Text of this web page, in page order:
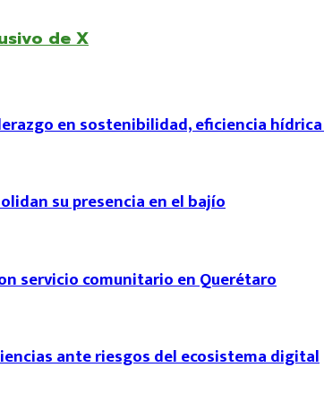
de X
en sostenibilidad, eficiencia
su presencia en el bajío
servicio comunitario en Querétaro
ante riesgos del ecosistema digital